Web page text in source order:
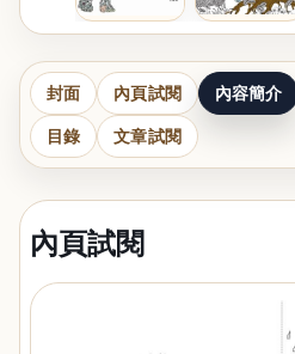
封面 內頁試閱 內容簡介
目錄 文章試閱
內頁試閱